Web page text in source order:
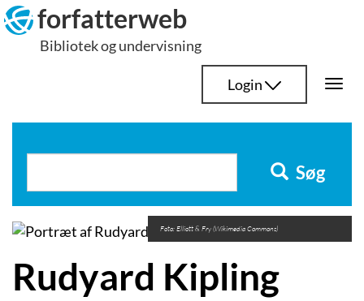
Hop
til
indhold
forfatterweb
Bibliotek og undervisning
Login
Søg
Foto: Elliott & Fry (Wikimedia Commons)
Rudyard Kipling